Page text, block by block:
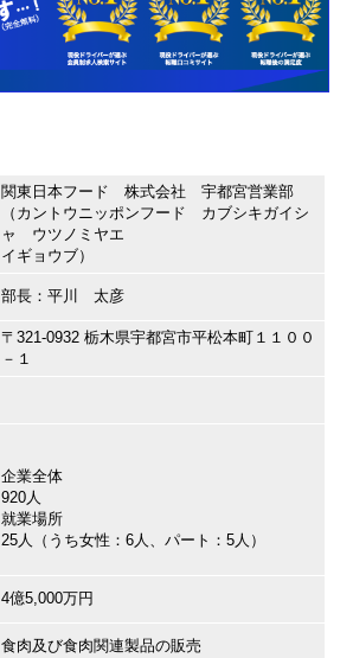
関東日本フード 株式会社 宇都宮営業部
（カントウニッポンフード カブシキガイシ
ャ ウツノミヤエ
イギョウブ）
部長：平川 太彦
〒321-0932 栃木県宇都宮市平松本町１１００
－１
企業全体
920人
就業場所
25人（うち女性：6人、パート：5人）
4億5,000万円
食肉及び食肉関連製品の販売